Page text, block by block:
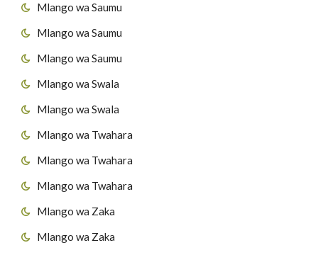
Mlango wa Saumu
Mlango wa Saumu
Mlango wa Saumu
Mlango wa Swala
Mlango wa Swala
Mlango wa Twahara
Mlango wa Twahara
Mlango wa Twahara
Mlango wa Zaka
Mlango wa Zaka